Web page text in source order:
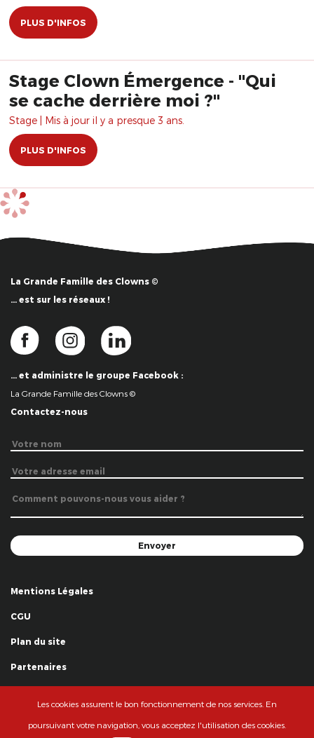
PLUS D'INFOS
Stage Clown Émergence - "Qui
se cache derrière moi ?"
Stage | Mis à jour il y a presque 3 ans.
PLUS D'INFOS
La Grande Famille des Clowns ©
… est sur les réseaux !
… et administre le groupe Facebook :
La Grande Famille des Clowns ©
Contactez-nous
Mentions Légales
CGU
Plan du site
Partenaires
© La Grande Famille des Clowns - 2018
Les cookies assurent le bon fonctionnement de nos services. En
poursuivant votre navigation, vous acceptez l'utilisation des cookies.